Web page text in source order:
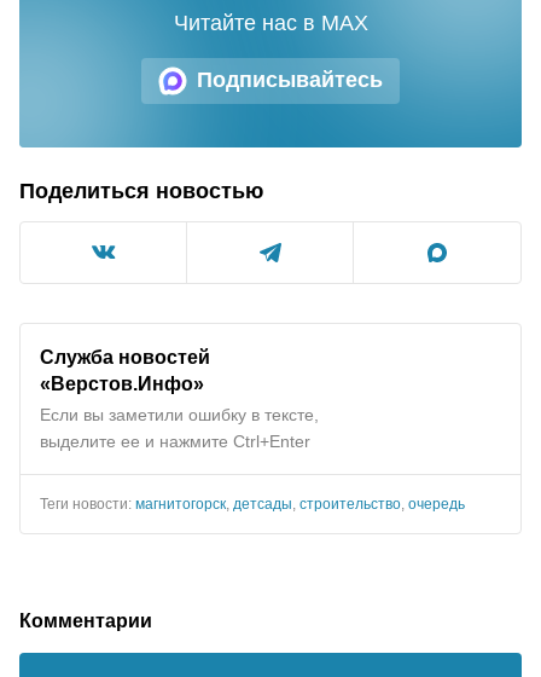
Подписывайтесь
Читайте нас в MAX
Поделиться новостью
Служба новостей
«Верстов.Инфо»
Если вы заметили ошибку в тексте,
выделите ее и нажмите Ctrl+Enter
Теги новости: магнитогорск детсады строительство очередь
Комментарии